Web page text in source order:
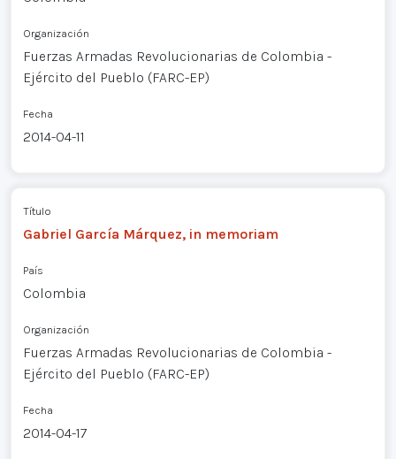
Organización
Fuerzas Armadas Revolucionarias de Colombia -
Ejército del Pueblo (FARC-EP)
Fecha
2014-04-11
Título
Gabriel García Márquez, in memoriam
País
Colombia
Organización
Fuerzas Armadas Revolucionarias de Colombia -
Ejército del Pueblo (FARC-EP)
Fecha
2014-04-17